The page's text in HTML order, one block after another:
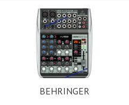
BEHRINGER